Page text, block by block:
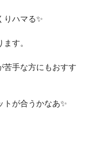
りハマる✨
す。
苦手な方にもおすす
トが合うかなあ✨